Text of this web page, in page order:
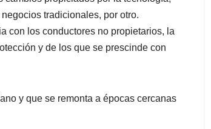
tradicionales, por otro.
con los conductores no propietarios, la
y de los que se prescinde con
y que se remonta a épocas cercanas